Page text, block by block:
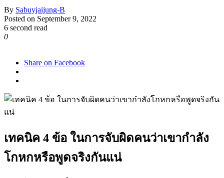
By Sabuyjaijung-B
Posted on September 9, 2022
6 second read
0
Share on Facebook
เทคนิค 4 ข้อ ในการจับผิดคนว่าเขากำลัง
โกหกหรือพูดจริงกันแน่